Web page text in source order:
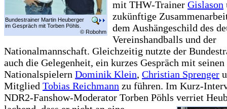
Bundestrainer Martin Heuberger
im Gespräch mit Torben Pöhls.
© Robohm
mit THW-Trainer Gislason
zukünftige
dem Aushängeschild des
Vereinshandballs und der
Nationalmannschaft. Gleichzeitig nutzte der
auch die Gelegenheit, ein kurzes Gespräch mit seinen
Nationalspielern Dominik Klein, Christian Sprenger
Mitglied Tobias Reichmann zu führen. Im Kurz-
NDR2-Fanshow-Moderator Torben Pöhls verriet